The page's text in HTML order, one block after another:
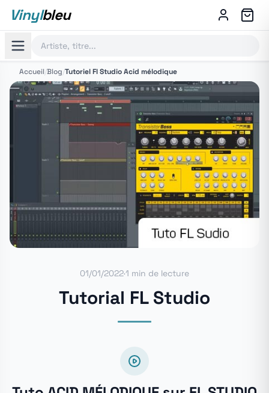
Vinylbleu
Accueil/Blog/Tutoriel Fl Studio Acid mélodique
01/01/2022·1 min de lecture
Tutorial FL Studio